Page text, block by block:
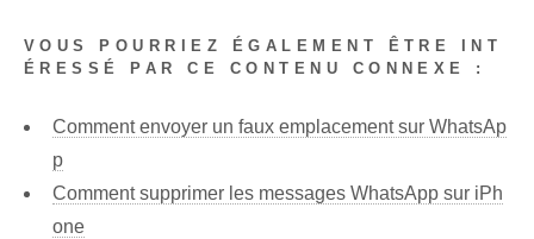
VOUS POURRIEZ ÉGALEMENT ÊTRE INT
ÉRESSÉ PAR CE CONTENU CONNEXE :
Comment envoyer un faux emplacement sur WhatsAp
p
Comment supprimer les messages WhatsApp sur iPh
one